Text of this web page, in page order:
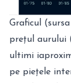
Graficul
prețul aurului
ultimi
pe piețele